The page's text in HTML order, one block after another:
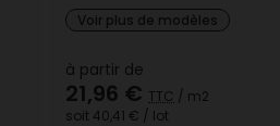
Voir plus de modèles
à partir de
21,96 € TTC / m2
soit 40,41 € / lot